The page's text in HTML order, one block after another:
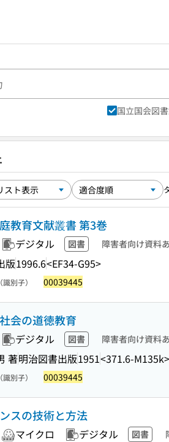
国立国会図
教育文献叢書 第3巻
デジタル 図書 障害者向け資料
版1996.6<EF34-G95>
別子） 00039445
会の道徳教育
デジタル 図書 障害者向け資料
著明治図書出版1951<371.6-M135k>
別子） 00039445
スの技術と方法
マイクロ デジタル 図書